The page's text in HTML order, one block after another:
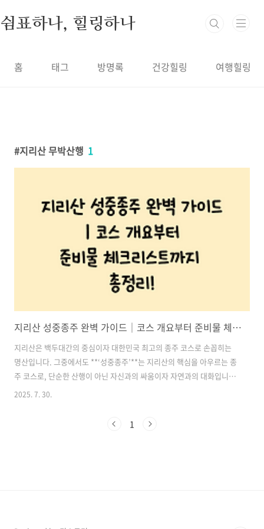
쉼표하나, 힐링하나
홈 태그 방명록 건강힐링 여행힐링
지리산 무박산행 1
지리산 성중종주 완벽 가이드｜코스 개요부터 준비물 체크리스트까지 총정리!
지리산은 백두대간의 중심이자 대한민국 최고의 종주 코스로 손꼽히는
명산입니다. 그중에서도 **‘성중종주’**는 지리산의 핵심을 아우르는 종
주 코스로, 단순한 산행이 아닌 자신과의 싸움이자 자연과의 대화입니다.
이번 글에서는 지리산 성중종주 코스에 대한 상세한 개요와 출입 시간,
을 한눈에 보기 쉽게 정리했습니다.지리산 종주를 계획 중이라면, 이 글
2025. 7. 30.
1